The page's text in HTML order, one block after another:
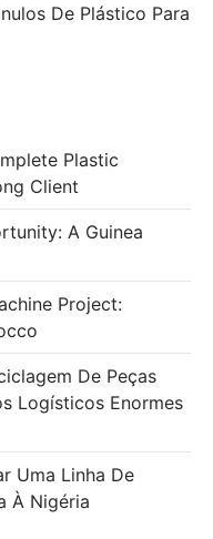
De Plástico Para
Plastic
Client
A Guinea
Project:
De Peças
Logísticos Enormes
Uma Linha De
À Nigéria